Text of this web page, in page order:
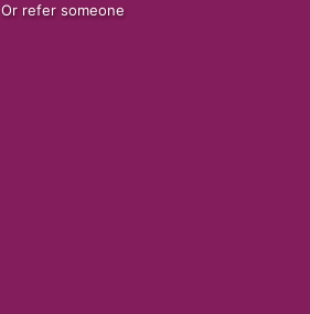
Or refer someone